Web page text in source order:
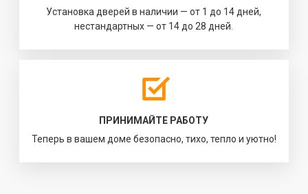
Установка дверей в наличии — от 1 до 14 дней,
нестандартных — от 14 до 28 дней.
ПРИНИМАЙТЕ РАБОТУ
Теперь в вашем доме безопасно, тихо, тепло и уютно!